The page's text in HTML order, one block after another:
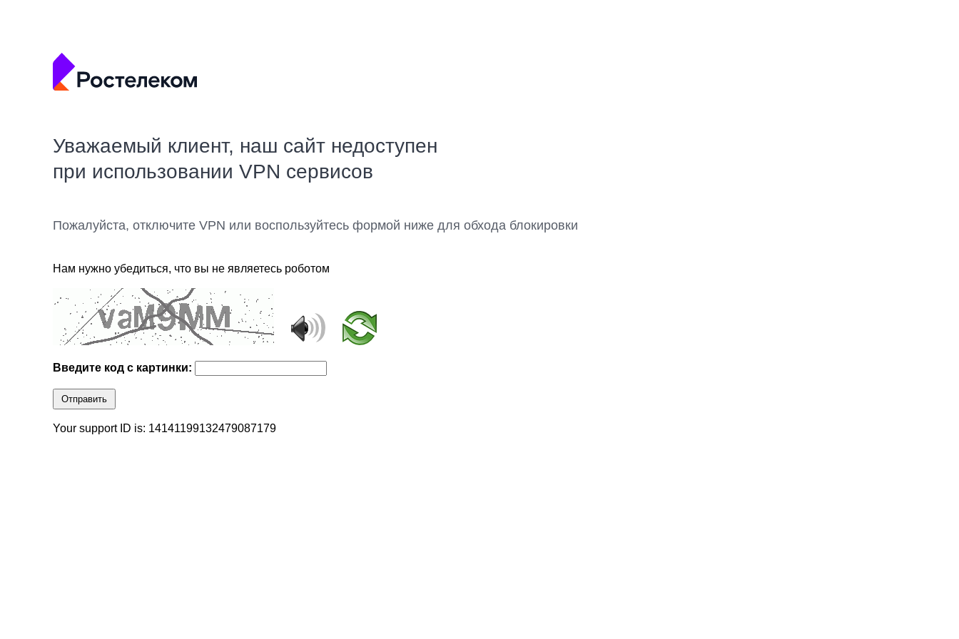
Уважаемый клиент, наш сайт недоступен
при использовании VPN сервисов
Пожалуйста, отключите VPN или воспользуйтесь формой ниже для обхода блокировки
Нам нужно убедиться, что вы не являетесь роботом
Введите код с картинки:
Отправить
Your support ID is: 14141199132479087179